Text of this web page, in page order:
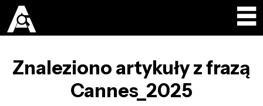
Znaleziono artykuły z frazą
Cannes_2025